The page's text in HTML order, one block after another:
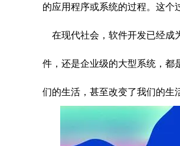
的应用程序或系统的过程。这个
在现代社会，软件开发已经成
件，还是企业级的大型系统，
们的生活，甚至改变了我们的生